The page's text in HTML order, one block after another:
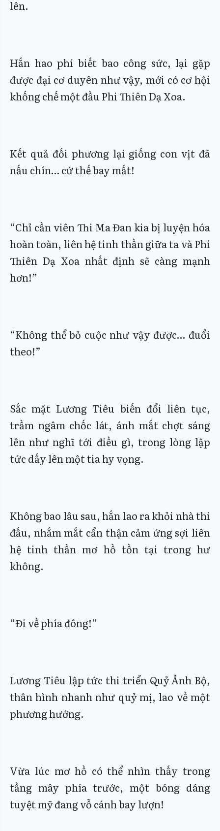
lên.
Hắn hao phí biết bao công sức, lại gặp
được đại cơ duyên như vậy, mới có cơ hội
khống chế một đầu Phi Thiên Dạ Xoa.
Kết quả đối phương lại giống con vịt đã
nấu chín… cứ thế bay mất!
“Chỉ cần viên Thi Ma Đan kia bị luyện hóa
hoàn toàn, liên hệ tinh thần giữa ta và Phi
Thiên Dạ Xoa nhất định sẽ càng mạnh
hơn!”
“Không thể bỏ cuộc như vậy được… đuổi
theo!”
Sắc mặt Lương Tiêu biến đổi liên tục,
trầm ngâm chốc lát, ánh mắt chợt sáng
lên như nghĩ tới điều gì, trong lòng lập
tức dấy lên một tia hy vọng.
Không bao lâu sau, hắn lao ra khỏi nhà thi
đấu, nhắm mắt cẩn thận cảm ứng sợi liên
hệ tinh thần mơ hồ tồn tại trong hư
không.
“Đi về phía đông!”
Lương Tiêu lập tức thi triển Quỷ Ảnh Bộ,
thân hình nhanh như quỷ mị, lao về một
phương hướng.
Vừa lúc mơ hồ có thể nhìn thấy trong
tầng mây phía trước, một bóng dáng
tuyệt mỹ đang vỗ cánh bay lượn!